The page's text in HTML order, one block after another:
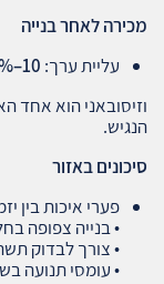
מכירה לאחר בנייה
עליית ערך: 10–15%
וזיסובאני הוא אחד
הנגיש.
סיכונים באזור
פערי איכות בין
• בנייה צפופה
• צורך לבדוק
• עומסי תנועה